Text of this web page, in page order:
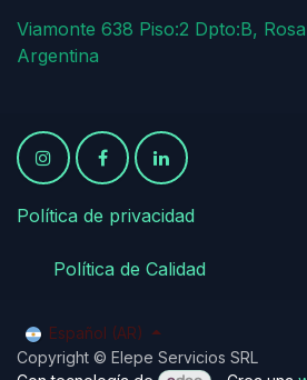
Viamonte 638 Piso:2 Dpto:B,
Argentina
Política de privacidad
​Política de Calidad
Copyright © Elepe Servicios SRL
Español (AR)